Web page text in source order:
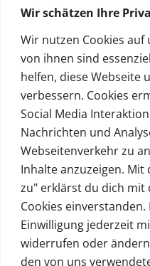
Wir schätzen Ihre
Wir nutzen Cookies auf
von ihnen sind
helfen, diese Webseite
verbessern. Cookies
Social Media
Nachrichten und
Webseitenverkehr zu
Inhalte anzuzeigen. Mit
zu" erklärst du dich mit
Cookies
Einwilligung jederzeit
widerrufen oder
den von uns
Khao Lak ABC
Kontakt
Kontakt
Social
© Copyright Satoom